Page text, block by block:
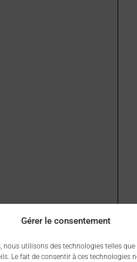
Gérer le consentement
nous utilisons des technologies telles
Le fait de consentir à ces technologies